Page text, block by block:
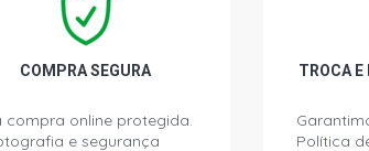
COMPRA SEGURA
compra online protegida.
e segurança
TROCA E
Política